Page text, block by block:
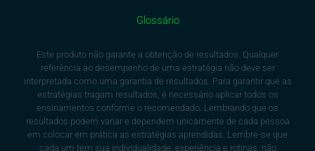
Glossário
Este produto não garante a obtenção de resultados. Qualquer
referência ao desempenho de uma estratégia não deve ser
interpretada como uma garantia de resultados. Para garantir que as
estratégias tragam resultados, é necessário aplicar todos os
ensinamentos conforme o recomendado. Lembrando que os
resultados podem variar e dependem unicamente de cada pessoa
em colocar em prática as estratégias aprendidas. Lembre-se que
cada um tem sua individualidade, experiência e rotinas, não